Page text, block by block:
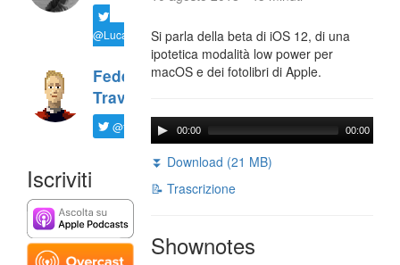
@LucaTNT
Federico
Travaini
@ftrava
Iscriviti
Si parla della beta di iOS 12, di una
ipotetica modalità low power per
macOS e dei fotolibri di Apple.
00:00 00:00
⏬ Download (21 MB)
📝 Trascrizione
Shownotes